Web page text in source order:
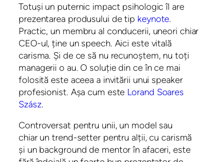
Totuși un puternic impact psihologic îl are
prezentarea produsului de tip keynote.
Practic, un membru al conducerii, uneori chiar
CEO-ul, ține un speech. Aici este vitală
carisma. Și de ce să nu recunoștem, nu toți
managerii o au. O soluție din ce în ce mai
folosită este aceea a invitării unui speaker
profesionist. Așa cum este Lorand Soares
Szász.
Controversat pentru unii, un model sau
chiar un trend-setter pentru alții, cu carismă
și un background de mentor în afaceri, este